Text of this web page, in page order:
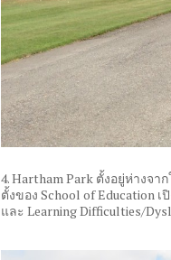
4. Hartham Park ตั้งอยู่ห่างจา
ตั้งของ School of Education เ
และ Learning Difficulties/